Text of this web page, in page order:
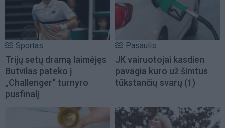
Sportas
Trijų setų dramą laimėjęs
Butvilas pateko į
„Challenger“ turnyro
pusfinalį
Pasaulis
JK vairuotojai kasdien
pavagia kuro už šimtus
tūkstančių svarų (1)